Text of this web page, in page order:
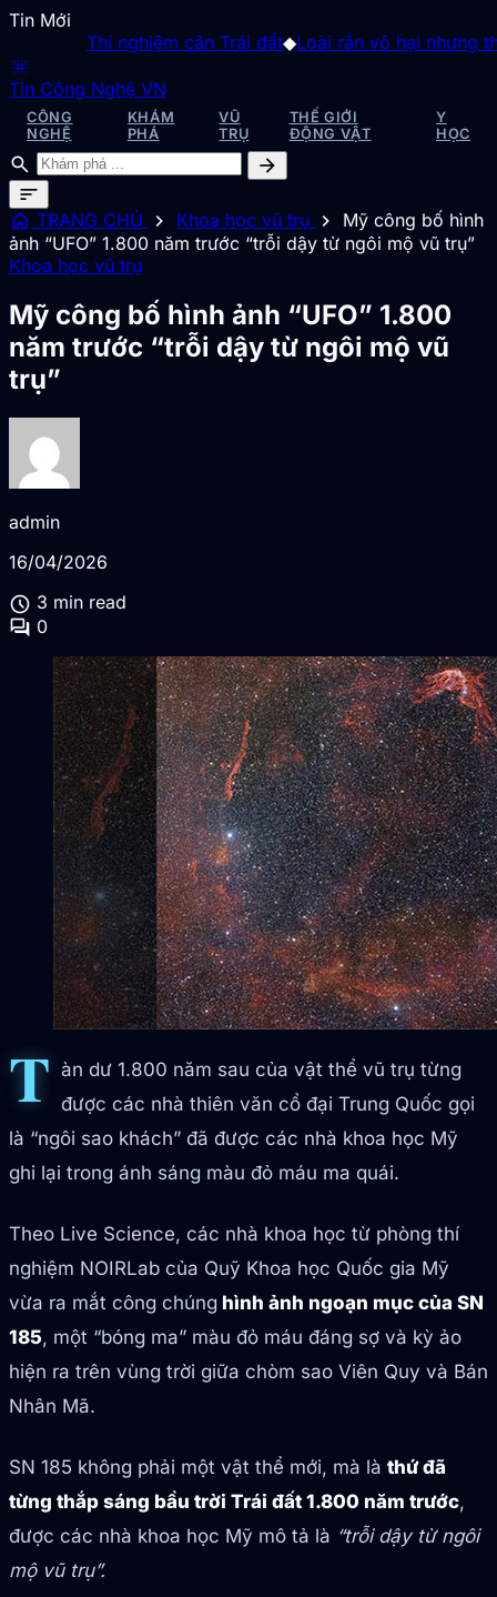
Tin Mới
Thí nghiệm cân Trái đất ◆Loài rắn vô hại nhưng
blur_on
Tin Công Nghệ VN
CÔNG
NGHỆ
KHÁM
PHÁ
VŨ
TRỤ
THẾ GIỚI
ĐỘNG VẬT
Y
HỌC
search
arrow_forward
sort
home TRANG CHỦ chevron_right Khoa học vũ trụ chevron_right
Mỹ công bố hình
ảnh “UFO” 1.800 năm trước “trỗi dậy từ ngôi mộ vũ trụ”
Khoa học vũ trụ
Mỹ công bố hình ảnh “UFO” 1.800
năm trước “trỗi dậy từ ngôi mộ vũ
trụ”
admin
16/04/2026
schedule 3 min read
forum 0
T àn dư 1.800 năm sau của vật thể vũ trụ từng
được các nhà thiên văn cổ đại Trung Quốc gọi
là “ngôi sao khách” đã được các nhà khoa học Mỹ
ghi lại trong ánh sáng màu đỏ máu ma quái.
Theo Live Science, các nhà khoa học từ phòng thí
nghiệm NOIRLab của Quỹ Khoa học Quốc gia Mỹ
vừa ra mắt công chúng hình ảnh ngoạn mục của SN
185, một “bóng ma” màu đỏ máu đáng sợ và kỳ ảo
hiện ra trên vùng trời giữa chòm sao Viên Quy và Bán
Nhân Mã.
SN 185 không phải một vật thể mới, mà là thứ đã
từng thắp sáng bầu trời Trái đất 1.800 năm trước,
được các nhà khoa học Mỹ mô tả là “trỗi dậy từ ngôi
mộ vũ trụ”.